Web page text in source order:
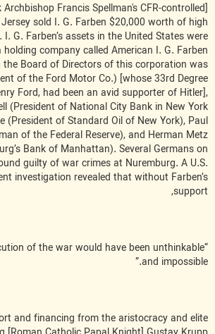
Archbishop Francis Spellman's CFR-controlled]
sold I. G. Farben $20,000 worth of high
G. Farben’s assets in the United States were
holding company called American I. G. Farben
the Board of Directors of this corporation was
of the Ford Motor Co.) [whose 33rd Degree
Ford, had been an avid supporter of Hitler],
(President of National City Bank in New York
(President of Standard Oil of New York), Paul
of the Federal Reserve), and Herman Metz
Bank of Manhattan). Several Germans on
guilty of war crimes at Nuremburg. A U.S.
investigation revealed that without Farben’s
support,
of the war would have been unthinkable
and impossible.”
and financing from the aristocracy and elite